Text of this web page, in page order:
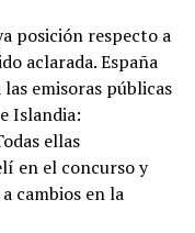
posición respecto a
aclarada. España
emisoras públicas
Islandia:
ellas
en el concurso y
cambios en la